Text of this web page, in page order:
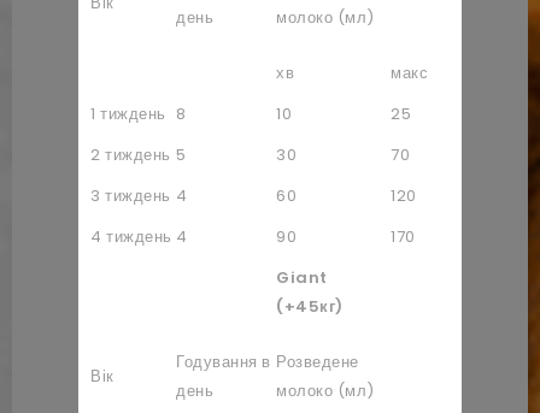
день молоко (мл)
хв
макс
1 тиждень 8 10 25
2 тиждень 5 30 70
3 тиждень 4 60 120
4 тиждень 4 90 170
Giant
(+45кг)
Вік
Годування в
день
Розведене
молоко (мл)